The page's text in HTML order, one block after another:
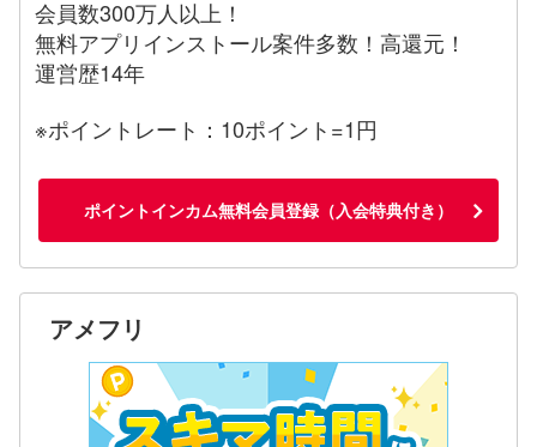
会員数300万人以上！
無料アプリインストール案件多数！高還元！
運営歴14年
※ポイントレート：10ポイント=1円
ポイントインカム無料会員登録（入会特典付き）
アメフリ